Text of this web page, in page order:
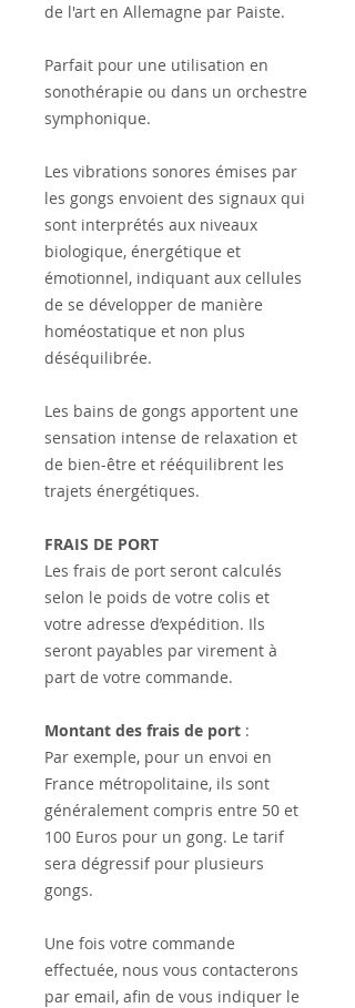
de l'art en Allemagne par Paiste.
Parfait pour une utilisation en
sonothérapie ou dans un orchestre
symphonique.
Les vibrations sonores émises par
les gongs envoient des signaux qui
sont interprétés aux niveaux
biologique, énergétique et
émotionnel, indiquant aux cellules
de se développer de manière
homéostatique et non plus
déséquilibrée.
Les bains de gongs apportent une
sensation intense de relaxation et
de bien-être et rééquilibrent les
trajets énergétiques.
FRAIS DE PORT
Les frais de port seront calculés
selon le poids de votre colis et
votre adresse d’expédition. Ils
seront payables par virement à
part de votre commande.
Montant des frais de port :
Par exemple, pour un envoi en
France métropolitaine, ils sont
généralement compris entre 50 et
100 Euros pour un gong. Le tarif
sera dégressif pour plusieurs
gongs.
Une fois votre commande
effectuée, nous vous contacterons
par email, afin de vous indiquer le